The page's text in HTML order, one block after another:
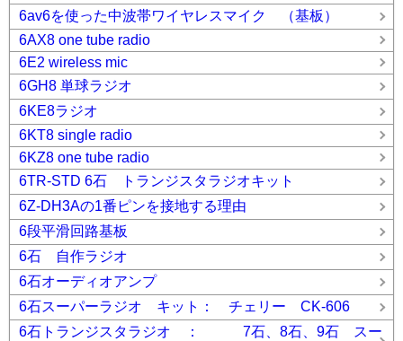
6av6を使った中波帯ワイヤレスマイク （基板）
6AX8 one tube radio
6E2 wireless mic
6GH8 単球ラジオ
6KE8ラジオ
6KT8 single radio
6KZ8 one tube radio
6TR-STD 6石 トランジスタラジオキット
6Z-DH3Aの1番ピンを接地する理由
6段平滑回路基板
6石 自作ラジオ
6石オーディオアンプ
6石スーパーラジオ キット： チェリー CK-606
6石トランジスタラジオ ： 7石、8石、9石 スー